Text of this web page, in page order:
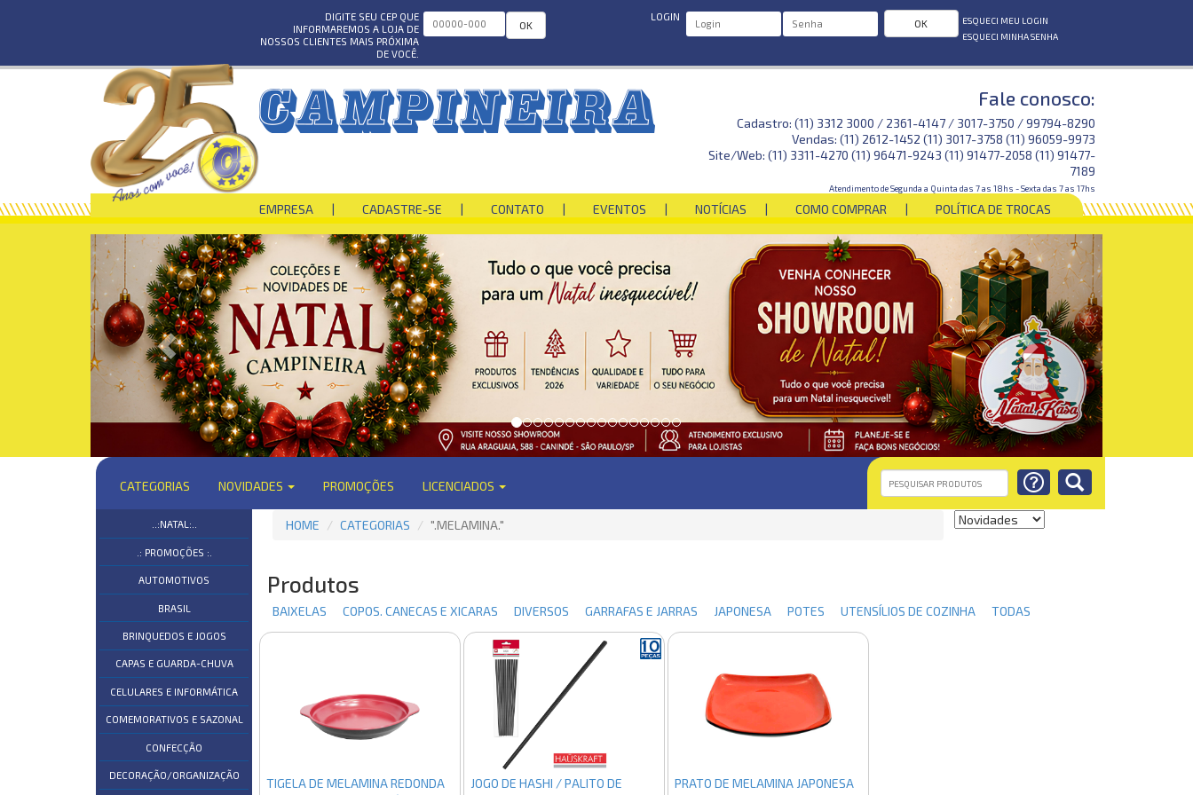
DIGITE SEU CEP QUE
INFORMAREMOS A LOJA DE
NOSSOS CLIENTES MAIS PRÓXIMA
DE VOCÊ.
OK
LOGIN
OK
ESQUECI MEU LOGIN
ESQUECI MINHA SENHA
Fale conosco:
Cadastro: (11) 3312 3000 / 2361-4147 / 3017-3750 / 99794-8290
Vendas: (11) 2612-1452 (11) 3017-3758 (11) 96059-9973
Site/Web: (11) 3311-4270 (11) 96471-9243 (11) 91477-2058 (11) 91477-
7189
Atendimento de Segunda a Quinta das 7 as 18hs - Sexta das 7 as 17hs
EMPRESA CADASTRE-SE CONTATO EVENTOS NOTÍCIAS COMO COMPRAR POLÍTICA DE TROCAS
CATEGORIAS NOVIDADES PROMOÇÕES LICENCIADOS
..:NATAL:..
.: PROMOÇÕES :.
AUTOMOTIVOS
BRASIL
BRINQUEDOS E JOGOS
CAPAS E GUARDA-CHUVA
CELULARES E INFORMÁTICA
COMEMORATIVOS E SAZONAL
CONFECÇÃO
DECORAÇÃO/ORGANIZAÇÃO
HOME CATEGORIAS ".MELAMINA."
Produtos
BAIXELAS COPOS. CANECAS E XICARAS DIVERSOS GARRAFAS E JARRAS JAPONESA POTES UTENSÍLIOS DE COZINHA TODAS
TIGELA DE MELAMINA REDONDA
JOGO DE HASHI / PALITO DE
PRATO DE MELAMINA JAPONESA